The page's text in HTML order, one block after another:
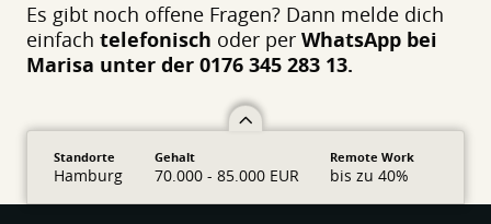
Es gibt noch offene Fragen? Dann melde dich
einfach telefonisch oder per WhatsApp bei
Marisa unter der 0176 345 283 13.
Standorte
Hamburg
Gehalt
70.000 - 85.000 EUR
Remote Work
bis zu 40%